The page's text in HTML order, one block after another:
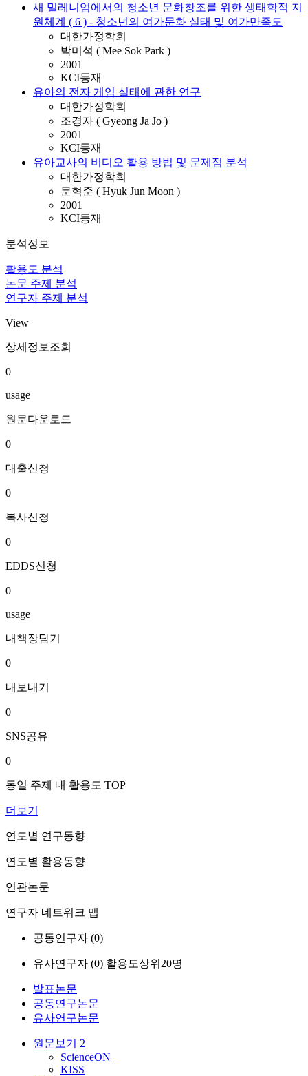
새 밀레니엄에서의 청소년 문화창조를 위한 생태학적 지
원체계 ( 6 ) - 청소년의 여가문화 실태 및 여가만족도
대한가정학회
박미석 ( Mee Sok Park )
2001
KCI등재
유아의 전자 게임 실태에 관한 연구
대한가정학회
조경자 ( Gyeong Ja Jo )
2001
KCI등재
유아교사의 비디오 활용 방법 및 문제점 분석
대한가정학회
문혁준 ( Hyuk Jun Moon )
2001
KCI등재
분석정보
활용도 분석
논문 주제 분석
연구자 주제 분석
View
상세정보조회
0
usage
원문다운로드
0
대출신청
0
복사신청
0
EDDS신청
0
usage
내책장담기
0
내보내기
0
SNS공유
0
동일 주제 내 활용도 TOP
더보기
연도별 연구동향
연도별 활용동향
연관논문
연구자 네트워크 맵
공동연구자 (0)
유사연구자 (0) 활용도상위20명
발표논문
공동연구논문
유사연구논문
원문보기 2
ScienceON
KISS